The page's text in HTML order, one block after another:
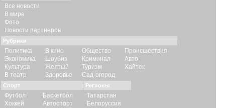
Все новости
В мире
Фото
Новости партнеров
Рубрики
Политика
Экономика
Культура
В театр
В кино
Шоубиз
Желтый
Здоровье
Общество
Криминал
Туризм
Сад-огород
Происшествия
Авто
Хайтек
Спорт
Футбол
Хоккей
Баскетбол
Автоспорт
Регионы
Татарстан
Белоруссия